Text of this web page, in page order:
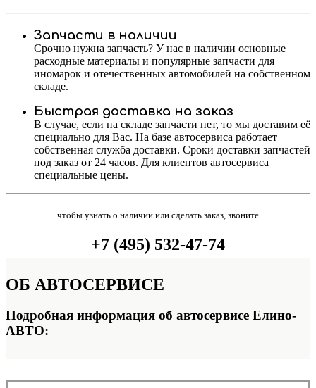
Запчасти в наличии
Срочно нужна запчасть? У нас в наличии основные
расходные материалы и популярные запчасти для
иномарок и отечественных автомобилей на собственном
складе.
Быстрая доставка на заказ
В случае, если на складе запчасти нет, то мы доставим её
специально для Вас. На базе автосервиса работает
собственная служба доставки. Сроки доставки запчастей
под заказ от 24 часов. Для клиентов автосервиса
специальные цены.
чтобы узнать о наличии или сделать заказ, звоните
+7 (495) 532-47-74
ОБ АВТОСЕРВИСЕ
Подробная информация об автосервисе Елино-
АВТО: